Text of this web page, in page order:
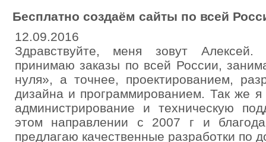
Бесплатно создаём сайты по всей
12.09.2016
Здравствуйте, меня зовут
принимаю заказы по всей России,
нуля», а точнее, проектированием,
дизайна и программированием. Так же
администрирование и техническую
этом направлении с 2007 г и
предлагаю качественные разработки по